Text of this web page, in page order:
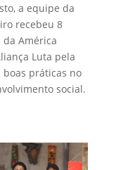
a equipe da
recebeu 8
América
Luta pela
práticas no
social.